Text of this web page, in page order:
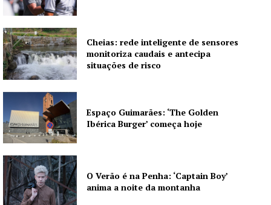
Cheias: rede inteligente de sensores
monitoriza caudais e antecipa
situações de risco
Espaço Guimarães: ‘The Golden
Ibérica Burger’ começa hoje
O Verão é na Penha: ‘Captain Boy’
anima a noite da montanha